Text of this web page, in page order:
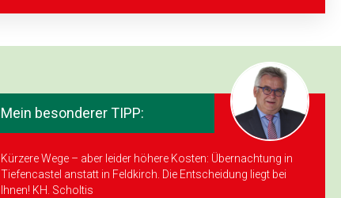
Mein besonderer TIPP:
Kürzere Wege – aber leider höhere Kosten: Übernachtung in
Tiefencastel anstatt in Feldkirch. Die Entscheidung liegt bei
Ihnen! KH. Scholtis